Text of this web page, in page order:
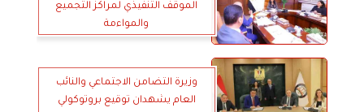
الموقف التنفيذي لمراكز التجميع
والمواءمة
وزيرة التضامن الاجتماعي والنائب
العام يشهدان توقيع بروتوكولي